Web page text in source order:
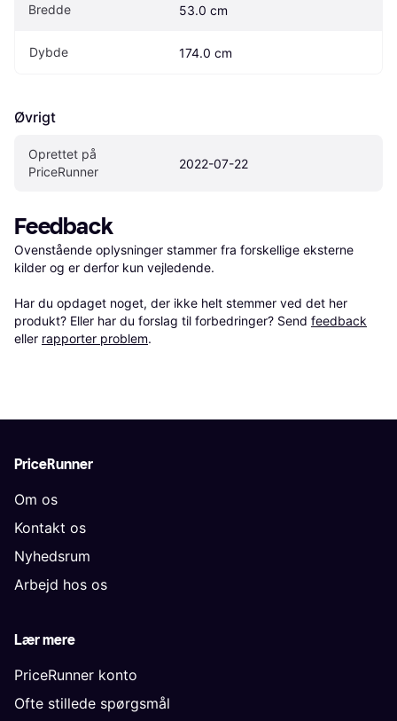
Bredde 53.0 cm
Dybde 174.0 cm
Øvrigt
Oprettet på
PriceRunner
2022-07-22
Feedback
Ovenstående oplysninger stammer fra forskellige eksterne
kilder og er derfor kun vejledende.
Har du opdaget noget, der ikke helt stemmer ved det her
produkt? Eller har du forslag til forbedringer? Send feedback
eller rapporter problem.
PriceRunner
Om os
Kontakt os
Nyhedsrum
Arbejd hos os
Lær mere
PriceRunner konto
Ofte stillede spørgsmål